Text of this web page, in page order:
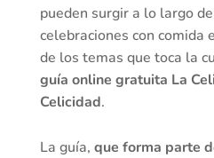
pueden surgir a lo largo
celebraciones con comida
de los temas que toca la
guía online gratuita La
Celicidad.
La guía, que forma parte